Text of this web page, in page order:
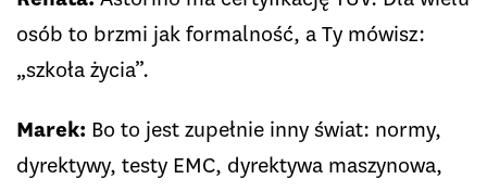
osób to brzmi jak formalność, a Ty mówisz:
„szkoła życia”.
Marek: Bo to jest zupełnie inny świat: normy,
dyrektywy, testy EMC, dyrektywa maszynowa,